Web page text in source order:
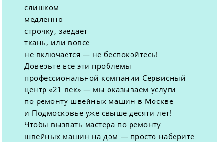
слишком
медленно
строчку, заедает
ткань, или вовсе
не включается — не беспокойтесь!
Доверьте все эти проблемы
профессиональной компании Сервисный
центр «21 век» — мы оказываем услуги
по ремонту швейных машин в Москве
и Подмосковье уже свыше десяти лет!
Чтобы вызвать мастера по ремонту
швейных машин на дом — просто наберите